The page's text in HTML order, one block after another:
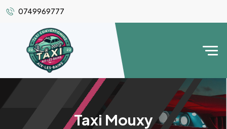
0749969777
Taxi Mouxy